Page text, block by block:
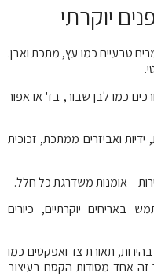
יוקרתי
טבעיים כמו עץ, מתכת ואבן.
כמו לבן שבור, בז' או אפור
ואביזרים ממתכת, זכוכית
– אומנות משדרגת כל חלל.
יוקרתיים, כיורים
תאורת צד ואפקטים כמו
זה אחד מסודות הקסם בעיצוב